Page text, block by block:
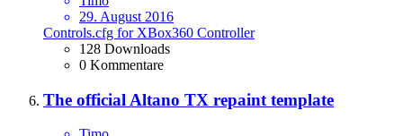
29. August 2016
Controls.cfg for XBox360 Controller
128 Downloads
0 Kommentare
The official Altano TX repaint template